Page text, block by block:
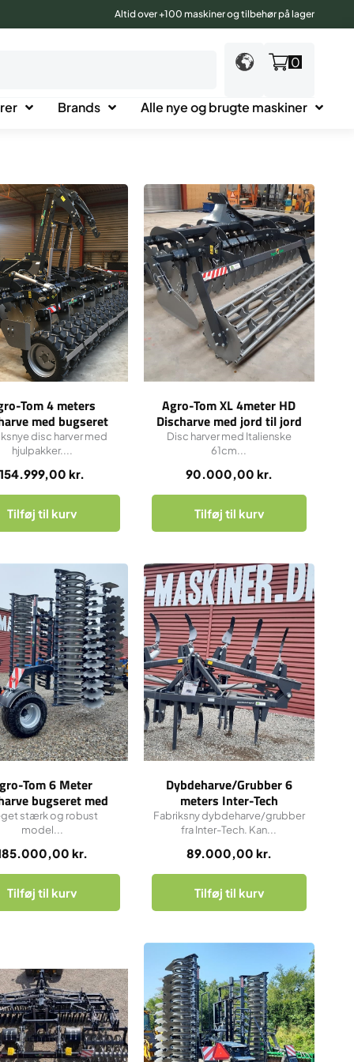
Altid over +100 maskiner og tilbehør på lager
0
Brands Alle nye og brugte maskiner
Tom 4 meters
med bugseret
slæbeplanke
154.999,00kr.
disc harver med
hjulpakker....
Tilføj til kurv
Agro-Tom XL 4meter HD
Discharve med jord til jord
valse
90.000,00 kr.
Disc harver med Italienske
61cm...
Tilføj til kurv
Tom 6 Meter
bugseret med
til jord valse.
kr.
stærk og robust
model...
Tilføj til kurv
Dybdeharve/Grubber 6
meters Inter-Tech
89.000,00 kr.
Fabriksny dybdeharve/grubber
fra Inter-Tech. Kan...
Tilføj til kurv